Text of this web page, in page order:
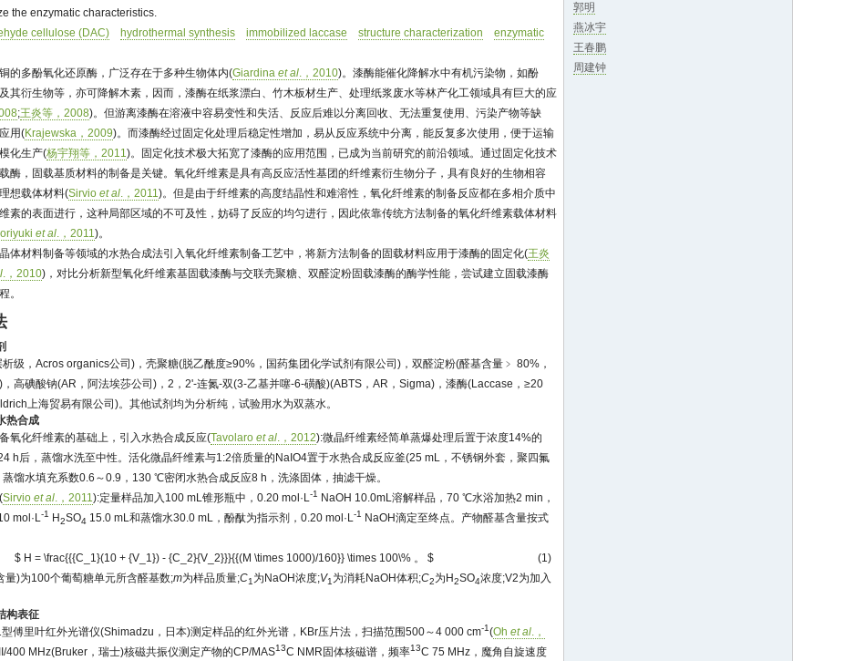
郭明
燕冰宇
王春鹏
周建钟
the enzymatic characteristics.
cellulose (DAC) hydrothermal synthesis immobilized laccase structure characterization
enzymatic
的多酚氧化还原酶，广泛存在于多种生物体内(Giardinaet al.，2010)。漆酶能催化降解水中有机污染物，如酚
其衍生物等，亦可降解木素，因而，漆酶在纸浆漂白、竹木板材生产、处理纸浆废水等林产化工领域具有巨大的应
;王炎等，2008)。但游离漆酶在溶液中容易变性和失活、反应后难以分离回收、无法重复使用、污染产物等缺
用(Krajewska，2009)。而漆酶经过固定化处理后稳定性增加，易从反应系统中分离，能反复多次使用，便于运输
化生产(杨宇翔等，2011)。固定化技术极大拓宽了漆酶的应用范围，已成为当前研究的前沿领域。通过固定化技术
酶，固载基质材料的制备是关键。氧化纤维素是具有高反应活性基团的纤维素衍生物分子，具有良好的生物相容
想载体材料(Sirvioet al.，2011)。但是由于纤维素的高度结晶性和难溶性，氧化纤维素的制备反应都在多相介质中
素的表面进行，这种局部区域的不可及性，妨碍了反应的均匀进行，因此依靠传统方法制备的氧化纤维素载体材料
et al.，2011)。
体材料制备等领域的水热合成法引入氧化纤维素制备工艺中，将新方法制备的固载材料应用于漆酶的固定化(王炎
.，2010)，对比分析新型氧化纤维素基固载漆酶与交联壳聚糖、双醛淀粉固载漆酶的酶学性能，尝试建立固载漆酶
。
级，Acros organics公司)，壳聚糖(脱乙酰度≥90%，国药集团化学试剂有限公司)，双醛淀粉(醛基含量﹥ 80%，
高碘酸钠(AR，阿法埃莎公司)，2，2'-连氮-双(3-乙基并噻-6-磺酸)(ABTS，AR，Sigma)，漆酶(Laccase，≥20
上海贸易有限公司)。其他试剂均为分析纯，试验用水为双蒸水。
热合成
氧化纤维素的基础上，引入水热合成反应(Tavolaroet al.，2012):微晶纤维素经简单蒸爆处理后置于浓度14%的
h后，蒸馏水洗至中性。活化微晶纤维素与1:2倍质量的NaIO4置于水热合成反应釜(25 mL，不锈钢外套，聚四氟
馏水填充系数0.6～0.9，130 ℃密闭水热合成反应8 h，洗涤固体，抽滤干燥。
Sirvioet al.，2011):定量样品加入100 mL锥形瓶中，0.20 mol·L-1
NaOH 10.0mL溶解样品，70 ℃水浴加热2 min，
mol·L-1 H2SO4 15.0 mL和蒸馏水30.0 mL，酚酞为指示剂，0.20 mol·L-1
NaOH滴定至终点。产物醛基含量按式
$ H = \frac{{{C_1}(10 + {V_1}) - {C_2}{V_2}}}{{(M \times 1000)/160}} \times 100\% 。 $
(1)
量)为100个葡萄糖单元所含醛基数;m为样品质量;C1为NaOH浓度;V1为消耗NaOH体积;C2为H2SO4浓度;V2为加入
构表征
型傅里叶红外光谱仪(Shimadzu，日本)测定样品的红外光谱，KBr压片法，扫描范围500～4 000 cm-1 (Ohet al.，
400 MHz(Bruker，瑞士)核磁共振仪测定产物的CP/MAS13C NMR固体核磁谱，频率13C 75 MHz，魔角自旋速度